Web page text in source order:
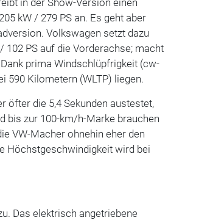
in der Show-Version einen
kW / 279 PS an. Es geht aber
Volkswagen setzt dazu
PS auf die Vorderachse; macht
prima Windschlüpfrigkeit (cw-
590 Kilometern (WLTP) liegen.
öfter die 5,4 Sekunden austestet,
bis zur 100-km/h-Marke brauchen
VW-Macher ohnehin eher den
Höchstgeschwindigkeit wird bei
Das elektrisch angetriebene